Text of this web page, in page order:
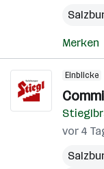
Merken
Einblicke
vor 4